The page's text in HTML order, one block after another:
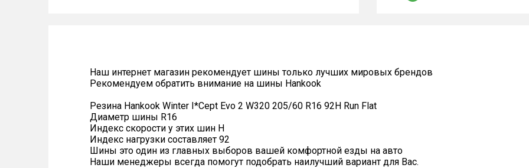
Наш интернет магазин рекомендует шины только лучших мировых брендов
Рекомендуем обратить внимание на шины Hankook
Резина Hankook Winter I*Cept Evo 2 W320 205/60 R16 92H Run Flat
Диаметр шины R16
Индекс скорости у этих шин H
Индекс нагрузки составляет 92
Шины это один из главных выборов вашей комфортной езды на авто
Наши менеджеры всегда помогут подобрать наилучший вариант для Вас.